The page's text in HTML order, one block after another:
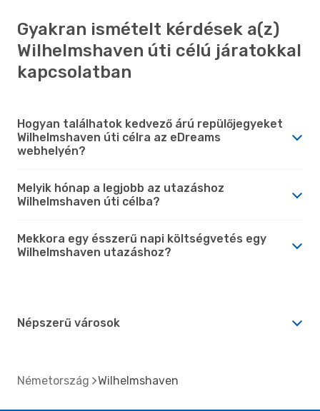
Gyakran ismételt kérdések a(z)
Wilhelmshaven úti célú járatokkal
kapcsolatban
Hogyan találhatok kedvező árú repülőjegyeket
Wilhelmshaven úti célra az eDreams
webhelyén?
Melyik hónap a legjobb az utazáshoz
Wilhelmshaven úti célba?
Mekkora egy ésszerű napi költségvetés egy
Wilhelmshaven utazáshoz?
Népszerű városok
Németország Wilhelmshaven